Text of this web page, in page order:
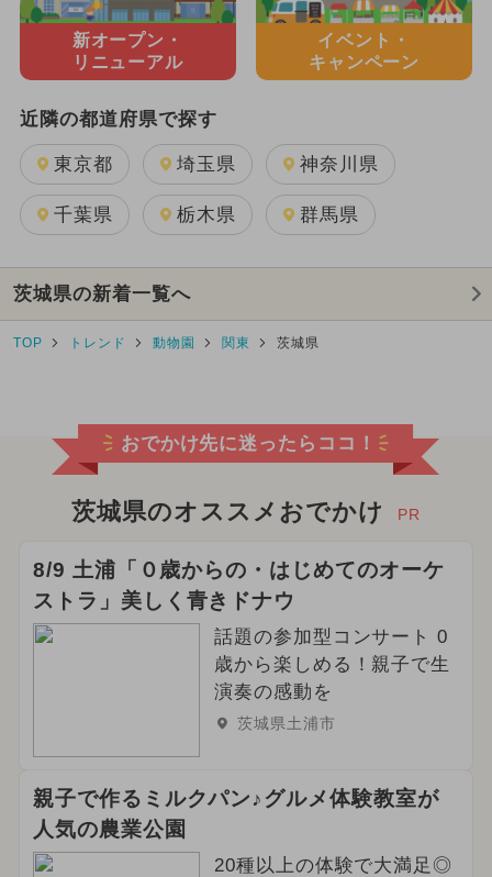
新オープン・
リニューアル
イベント・
キャンペーン
近隣の都道府県で探す
東京都 埼玉県 神奈川県
千葉県 栃木県 群馬県
茨城県の新着一覧へ
TOP トレンド 動物園 関東 茨城県
おでかけ先に迷ったらココ！
茨城県のオススメおでかけ PR
8/9 土浦「０歳からの・はじめてのオーケ
ストラ」美しく青きドナウ
話題の参加型コンサート 0
歳から楽しめる！親子で生
演奏の感動を
茨城県土浦市
親子で作るミルクパン♪グルメ体験教室が
人気の農業公園
20種以上の体験で大満足◎